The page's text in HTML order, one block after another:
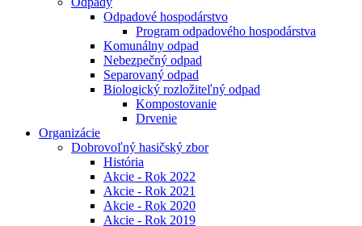
Odpadové hospodárstvo
Program odpadového hospodárstva
Komunálny odpad
Nebezpečný odpad
Separovaný odpad
Biologický rozložiteľný odpad
Kompostovanie
Drvenie
Organizácie
Dobrovoľný hasičský zbor
História
Akcie - Rok 2022
Akcie - Rok 2021
Akcie - Rok 2020
Akcie - Rok 2019